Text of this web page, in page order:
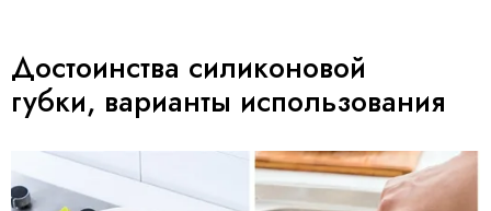
Достоинства силиконовой
губки, варианты использования